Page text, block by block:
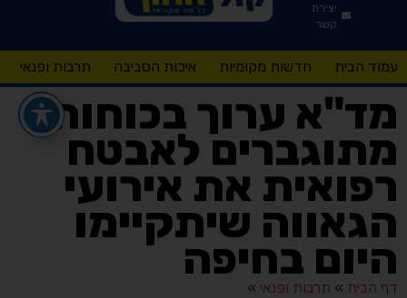
יצירת
קשר
עמוד הבית חדשות מקומיות איכות הסביבה תרבות ופנאי
מד"א ערוך בכוחות
מתוגברים לאבטח
רפואית את אירועי
הגאווה שיתקיימו
היום בחיפה
דף הבית » תרבות ופנאי »